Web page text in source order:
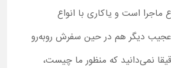
ماجرا است و یاکاری با انواع
دیگر هم در حین سفرش روبه‌رو
نمی‌دانید که منظور ما چیست،